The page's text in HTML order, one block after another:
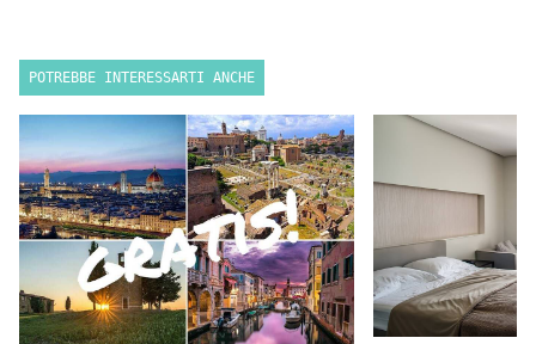
POTREBBE INTERESSARTI ANCHE